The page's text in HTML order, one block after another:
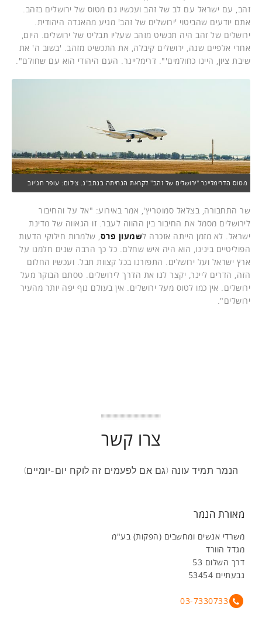
זהב, עם ישראל עם לב של זהב ועכשיו גם מטוס של ירושלים בזהב.
אתם יודעים שהביטוי 'ירושלים של זהב' מגיע מהאגדה היהודית.
ירושלים של זהב היה תכשיט מזהב שעליו תבליט של ירושלים. היום,
אחרי אלפיים שנה, ירושלים קיבלה, את התכשיט מזהב. 'בשוב ה' את
שיבת ציון, היינו כחולמים'". דרימליינר. העם היהודי הוא עם שחולם".
מטוס הדרימליינר "ירושלים של זהב" לקראת הנחיתה בנתב"ג. צילום: עופר חג'יוב
שר התחבורה, בצלאל סמוטריץ', אמר באירוע: "אל על והחיבור
לירושלים מסמל את החיבור בין ההווה לעבר. זו הגאווה של מדינת
ישראל. לא מזמן הייתה אזכרה לשמעון פרס, שלמרות חילוקי הדעות
הפוליטיים בינינו, הוא היה איש שחלם. כל כך הרבה שנים חלמנו על
ארץ ישראל ועל ירושלים. התפזרנו בכל קצוות תבל. ועכשיו החלום
הזה, הדרים ליינר, יקצר לנו את הדרך לירושלים. טסתם הבוקר מעל
ירושלים. אין כמו לטוס מעל ירושלים. אין בעולם נוף יפה יותר מהעיר
ירושלים".
צרו קשר
הנמר תמיד עונה (גם אם לפעמים זה לוקח יום-יומיים)
מאורת הנמר
משרדי אנשים ומחשבים (הפקות) בע"מ
מגדל הוורד
דרך השלום 53
גבעתיים 53454
03-7330733